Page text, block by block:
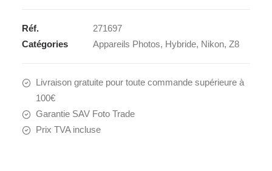
Réf.
271697
Catégories
Appareils Photos, Hybride, Nikon, Z8
Livraison gratuite pour toute commande supérieure à
100€
Garantie SAV Foto Trade
Prix TVA incluse